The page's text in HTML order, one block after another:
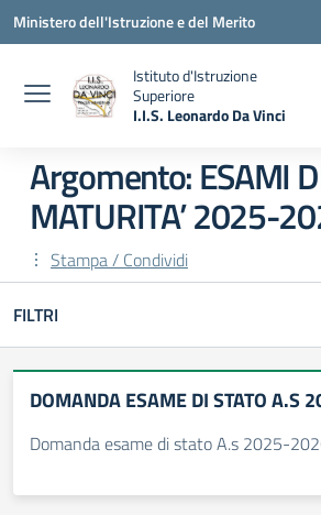
Vai ai contenuti
Vai al menu di navigazione
Vai al footer
Ministero dell'Istruzione e del Merito
Istituto d'Istruzione
Superiore
I.I.S. Leonardo Da Vinci
Argomento: ESAMI
MATURITA’ 2025-
Stampa / Condividi
FILTRI
DOMANDA ESAME DI STATO A.S
Domanda esame di stato A.s 2025-